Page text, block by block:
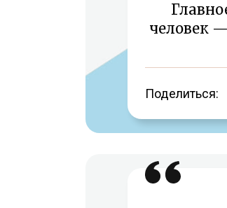
человек
Поделиться: